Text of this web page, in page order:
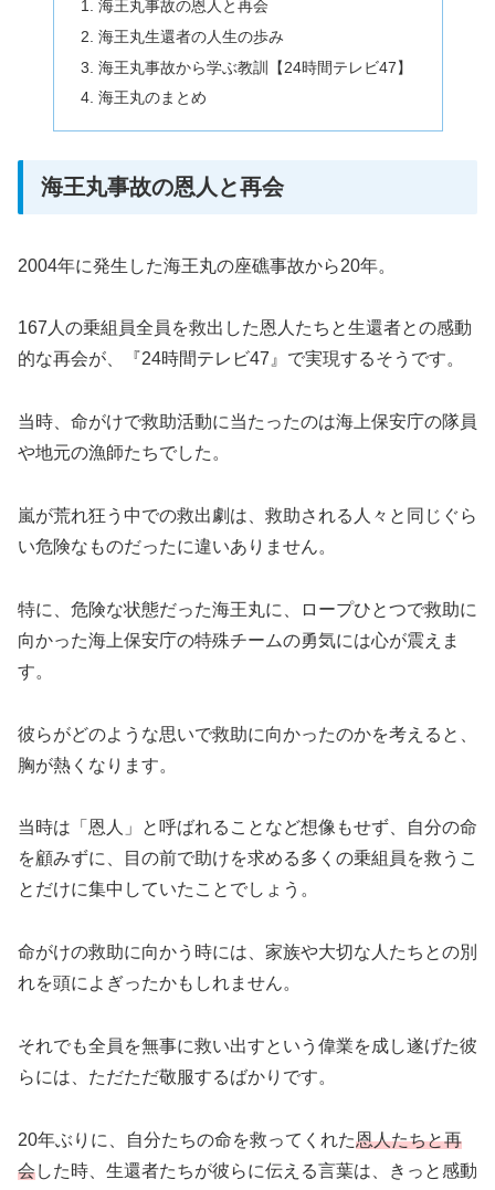
海王丸事故の恩人と再会
海王丸生還者の人生の歩み
海王丸事故から学ぶ教訓【24時間テレビ47】
海王丸のまとめ
海王丸事故の恩人と再会
2004年に発生した海王丸の座礁事故から20年。
167人の乗組員全員を救出した恩人たちと生還者との感動
的な再会が、『24時間テレビ47』で実現するそうです。
当時、命がけで救助活動に当たったのは海上保安庁の隊員
や地元の漁師たちでした。
嵐が荒れ狂う中での救出劇は、救助される人々と同じぐら
い危険なものだったに違いありません。
特に、危険な状態だった海王丸に、ロープひとつで救助に
向かった海上保安庁の特殊チームの勇気には心が震えま
す。
彼らがどのような思いで救助に向かったのかを考えると、
胸が熱くなります。
当時は「恩人」と呼ばれることなど想像もせず、自分の命
を顧みずに、目の前で助けを求める多くの乗組員を救うこ
とだけに集中していたことでしょう。
命がけの救助に向かう時には、家族や大切な人たちとの別
れを頭によぎったかもしれません。
それでも全員を無事に救い出すという偉業を成し遂げた彼
らには、ただただ敬服するばかりです。
20年ぶりに、自分たちの命を救ってくれた恩人たちと再
会した時、生還者たちが彼らに伝える言葉は、きっと感動